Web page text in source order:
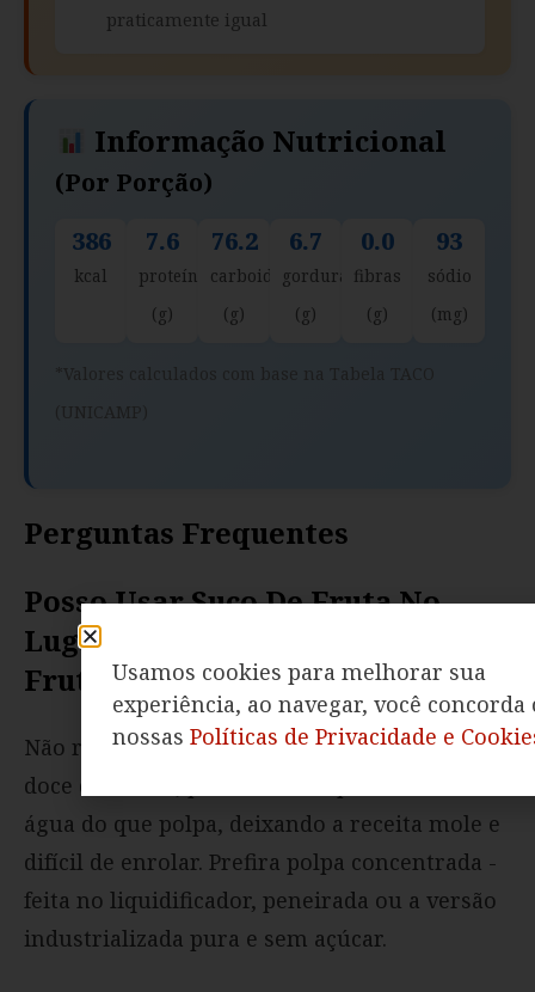
praticamente igual
Informação Nutricional
(por Porção)
386
kcal
7.6
proteína
(g)
76.2
carboidratos
(g)
6.7
gorduras
(g)
0.0
fibras
(g)
93
sódio
(mg)
Perguntas Frequentes
Posso Usar Suco De Fruta No
Lugar Da Polpa No Brigadeiro De
Frutas?
Não recomendo usar suco no preparo desse
doce diferente, pois suco sempre tem mais
água do que polpa, deixando a receita mole e
difícil de enrolar. Prefira polpa concentrada -
feita no liquidificador, peneirada ou a versão
industrializada pura e sem açúcar.
Usamos cookies para melhorar sua
experiência, ao navegar, você concorda
nossas Políticas de Privacidade e